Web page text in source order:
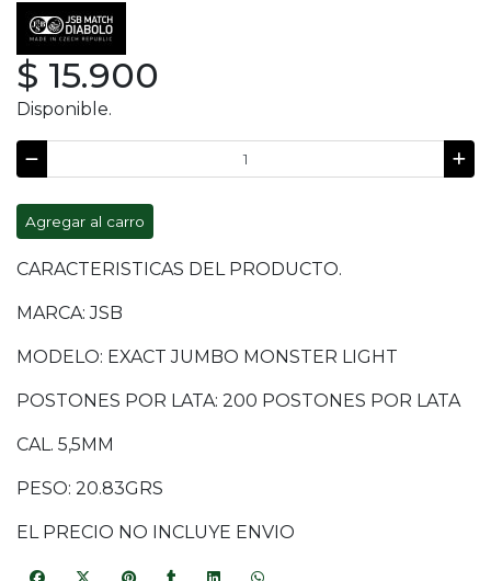
$ 15.900
Disponible.
Agregar al carro
CARACTERISTICAS DEL PRODUCTO.
MARCA: JSB
MODELO: EXACT JUMBO MONSTER LIGHT
POSTONES POR LATA: 200 POSTONES POR LATA
CAL. 5,5MM
PESO: 20.83GRS
EL PRECIO NO INCLUYE ENVIO